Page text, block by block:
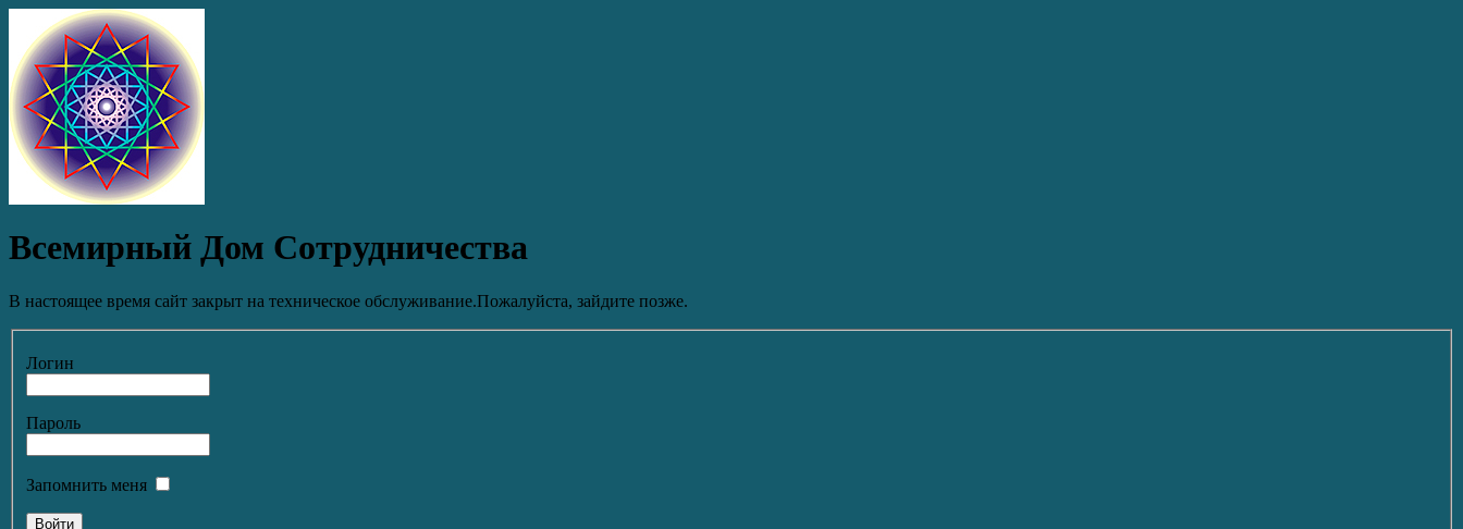
Всемирный Дом Сотрудничества
В настоящее время сайт закрыт на техническое обслуживание.Пожалуйста, зайдите позже.
Логин
Пароль
Запомнить меня